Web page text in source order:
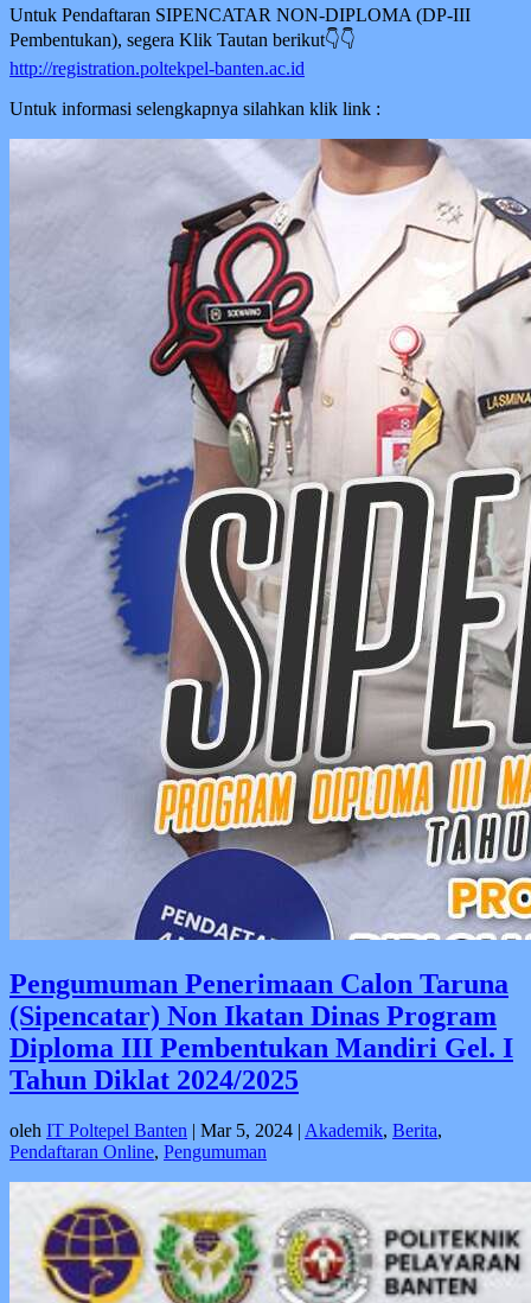
Untuk Pendaftaran SIPENCATAR NON-DIPLOMA (DP-III
Pembentukan), segera Klik Tautan berikut👇👇
http://registration.poltekpel-banten.ac.id
Untuk informasi selengkapnya silahkan klik link :
Pengumuman Penerimaan Calon Taruna
(Sipencatar) Non Ikatan Dinas Program
Diploma III Pembentukan Mandiri Gel. I
Tahun Diklat 2024/2025
oleh IT Poltepel Banten | Mar 5, 2024 | Akademik, Berita,
Pendaftaran Online, Pengumuman